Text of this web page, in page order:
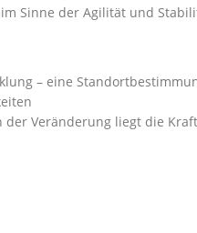
Sinne der Agilität und
– eine
der Veränderung liegt die Kraft